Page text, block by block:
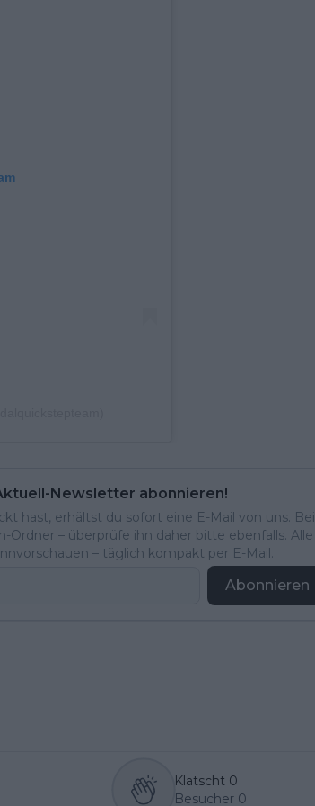
Newsletter abonnieren!
hast, erhältst du sofort eine E-Mail von uns. Bei
Ordner – überprüfe ihn daher bitte ebenfalls. Alle
– täglich kompakt per E-Mail.
Abonnieren
Klatscht 0
Besucher 0